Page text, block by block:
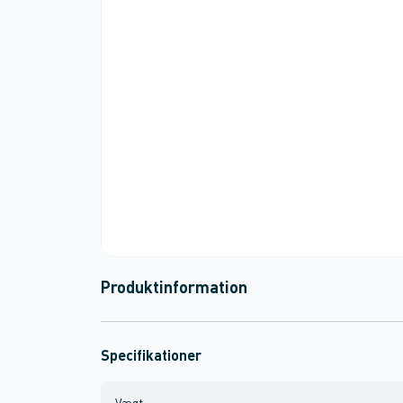
Produktinformation
Specifikationer